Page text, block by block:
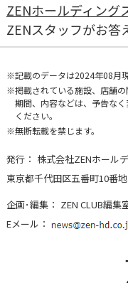
ZENホールディング
ZENスタッフがお答
記載のデータは2024年08月
掲載されている施設、店舗
期間、内容などは、予告な
ください。
無断転載を禁じます。
発行： 株式会社ZENホール
東京都千代田区五番町10番
企画･編集： ZEN CLUB編集
Eメール：